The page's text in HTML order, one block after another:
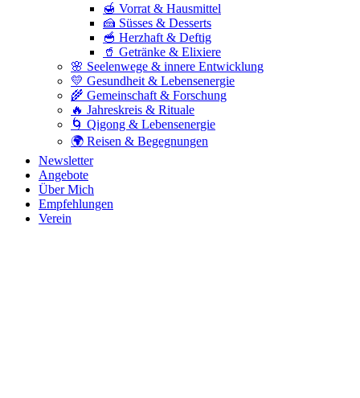
🍯 Vorrat & Hausmittel
🍰 Süsses & Desserts
🥣 Herzhaft & Deftig
🥤 Getränke & Elixiere
🌸 Seelenwege & innere Entwicklung
💛 Gesundheit & Lebensenergie
🌾 Gemeinschaft & Forschung
🔥 Jahreskreis & Rituale
🌀 Qigong & Lebensenergie
🌍 Reisen & Begegnungen
Newsletter
Angebote
Über Mich
Empfehlungen
Verein